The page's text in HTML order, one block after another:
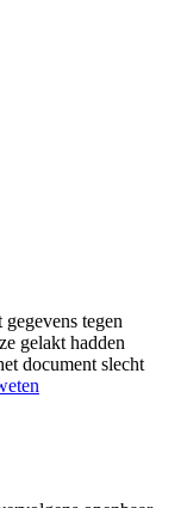
tegen
gelakt hadden
document slecht